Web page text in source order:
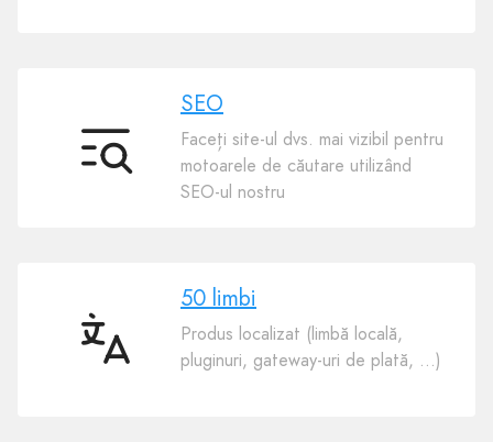
SEO
SEO
Faceți site-ul dvs. mai vizibil pentru
motoarele de căutare utilizând
SEO-ul nostru
50
50 limbi
Produs localizat (limbă locală,
pluginuri, gateway-uri de plată, …)